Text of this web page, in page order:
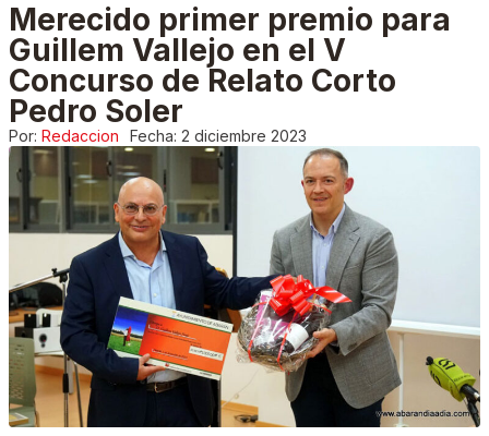
Merecido primer premio para
Guillem Vallejo en el V
Concurso de Relato Corto
Pedro Soler
Por: Redaccion Fecha: 2 diciembre 2023